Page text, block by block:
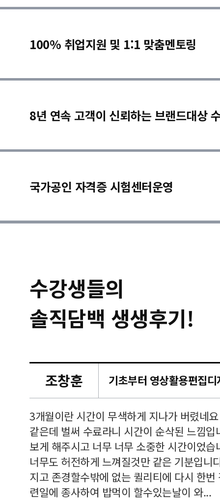
100% 취업지원 및 1:1 맞춤멘토링
8년 연속 고객이 신뢰하는 브랜드대상
국가공인 자격증 시험센터운영
수강생들의
솔직담백 생생후기!
조창훈
3개월이란 시간이 무색하게 지나가 버렸네
같은데 벌써 수료라니 시간이 순삭된 느낌
보게 해주시고 너무 너무 소중한 시간이었
너무도 허전하게 느껴질것만 같은 기분입니
지고 존경할수밖에 없는 퀼리티에 다시 한
련일에 종사하여 밥먹이 할수있는날이 와...